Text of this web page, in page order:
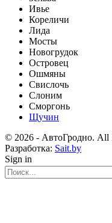
Ивье
Кореличи
Лида
Мосты
Новогрудок
Островец
Ошмяны
Свислочь
Слоним
Сморгонь
Щучин
© 2026 - АвтоГродно. All
Разработка: Sait.by
Sign in